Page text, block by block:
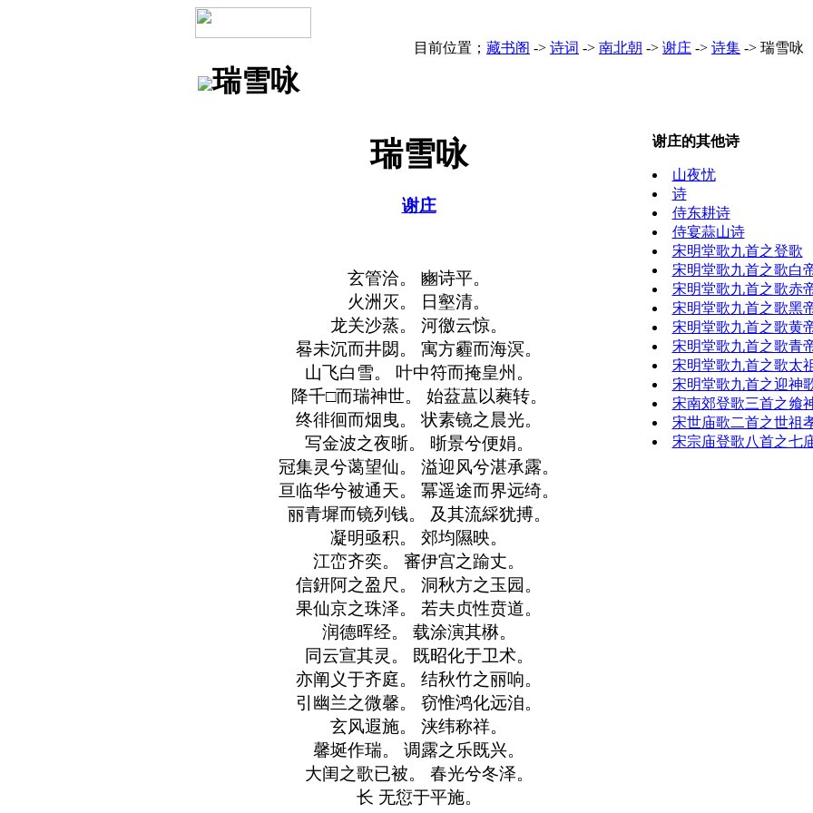
目前位置； 藏书阁 -> 诗词 -> 南北朝 -> 谢庄 -> 诗集 -> 瑞雪咏
瑞雪咏
瑞雪咏
谢庄
玄管洽。 豳诗平。
火洲灭。 日壑清。
龙关沙蒸。 河徼云惊。
晷未沉而井閟。 寓方霾而海溟。
山飞白雪。 叶中符而掩皇州。
降千□而瑞神世。 始葐蒀以蕤转。
终徘徊而烟曳。 状素镜之晨光。
写金波之夜晣。 晣景兮便娟。
冠集灵兮蔼望仙。 溢迎风兮湛承露。
亘临华兮被通天。 冪遥途而界远绮。
丽青墀而镜列钱。 及其流綵犹搏。
凝明亟积。 郊均隰映。
江峦齐奕。 審伊宫之踰丈。
信鈃阿之盈尺。 洞秋方之玉园。
果仙京之珠泽。 若夫贞性贲道。
润德晖经。 载涂演其楙。
同云宣其灵。 既昭化于卫术。
亦阐义于齐庭。 结秋竹之丽响。
引幽兰之微馨。 窃惟鸿化远洎。
玄风遐施。 浃纬称祥。
馨埏作瑞。 调露之乐既兴。
大闺之歌已被。 春光兮冬泽。
长 无愆于平施。
谢庄的其他诗
山夜忧
诗
侍东耕诗
侍宴蒜山诗
宋明堂歌九首之登歌
宋明堂歌九首之歌白
宋明堂歌九首之歌赤
宋明堂歌九首之歌黑
宋明堂歌九首之歌黄
宋明堂歌九首之歌青
宋明堂歌九首之歌太
宋明堂歌九首之迎神
宋南郊登歌三首之飨
宋世庙歌二首之世祖
宋宗庙登歌八首之七